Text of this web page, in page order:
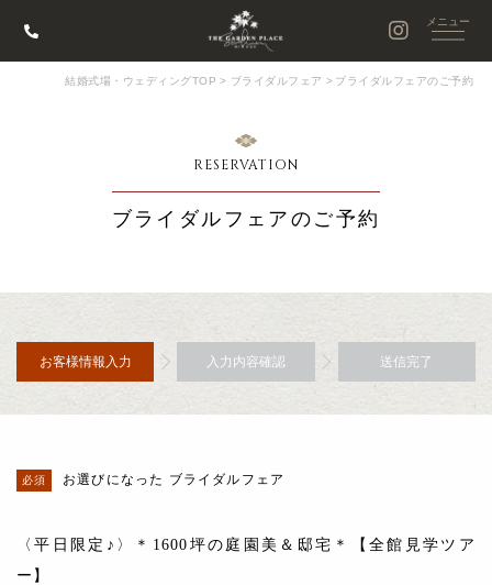
結婚式場・ウェディングTOP > ブライダルフェア > ブライダルフェアのご予約
RESERVATION
ブライダルフェアのご予約
お客様情報入力 入力内容確認 送信完了
お選びになった ブライダルフェア
〈平日限定♪〉＊1600坪の庭園美＆邸宅＊【全館見学ツア
ー】